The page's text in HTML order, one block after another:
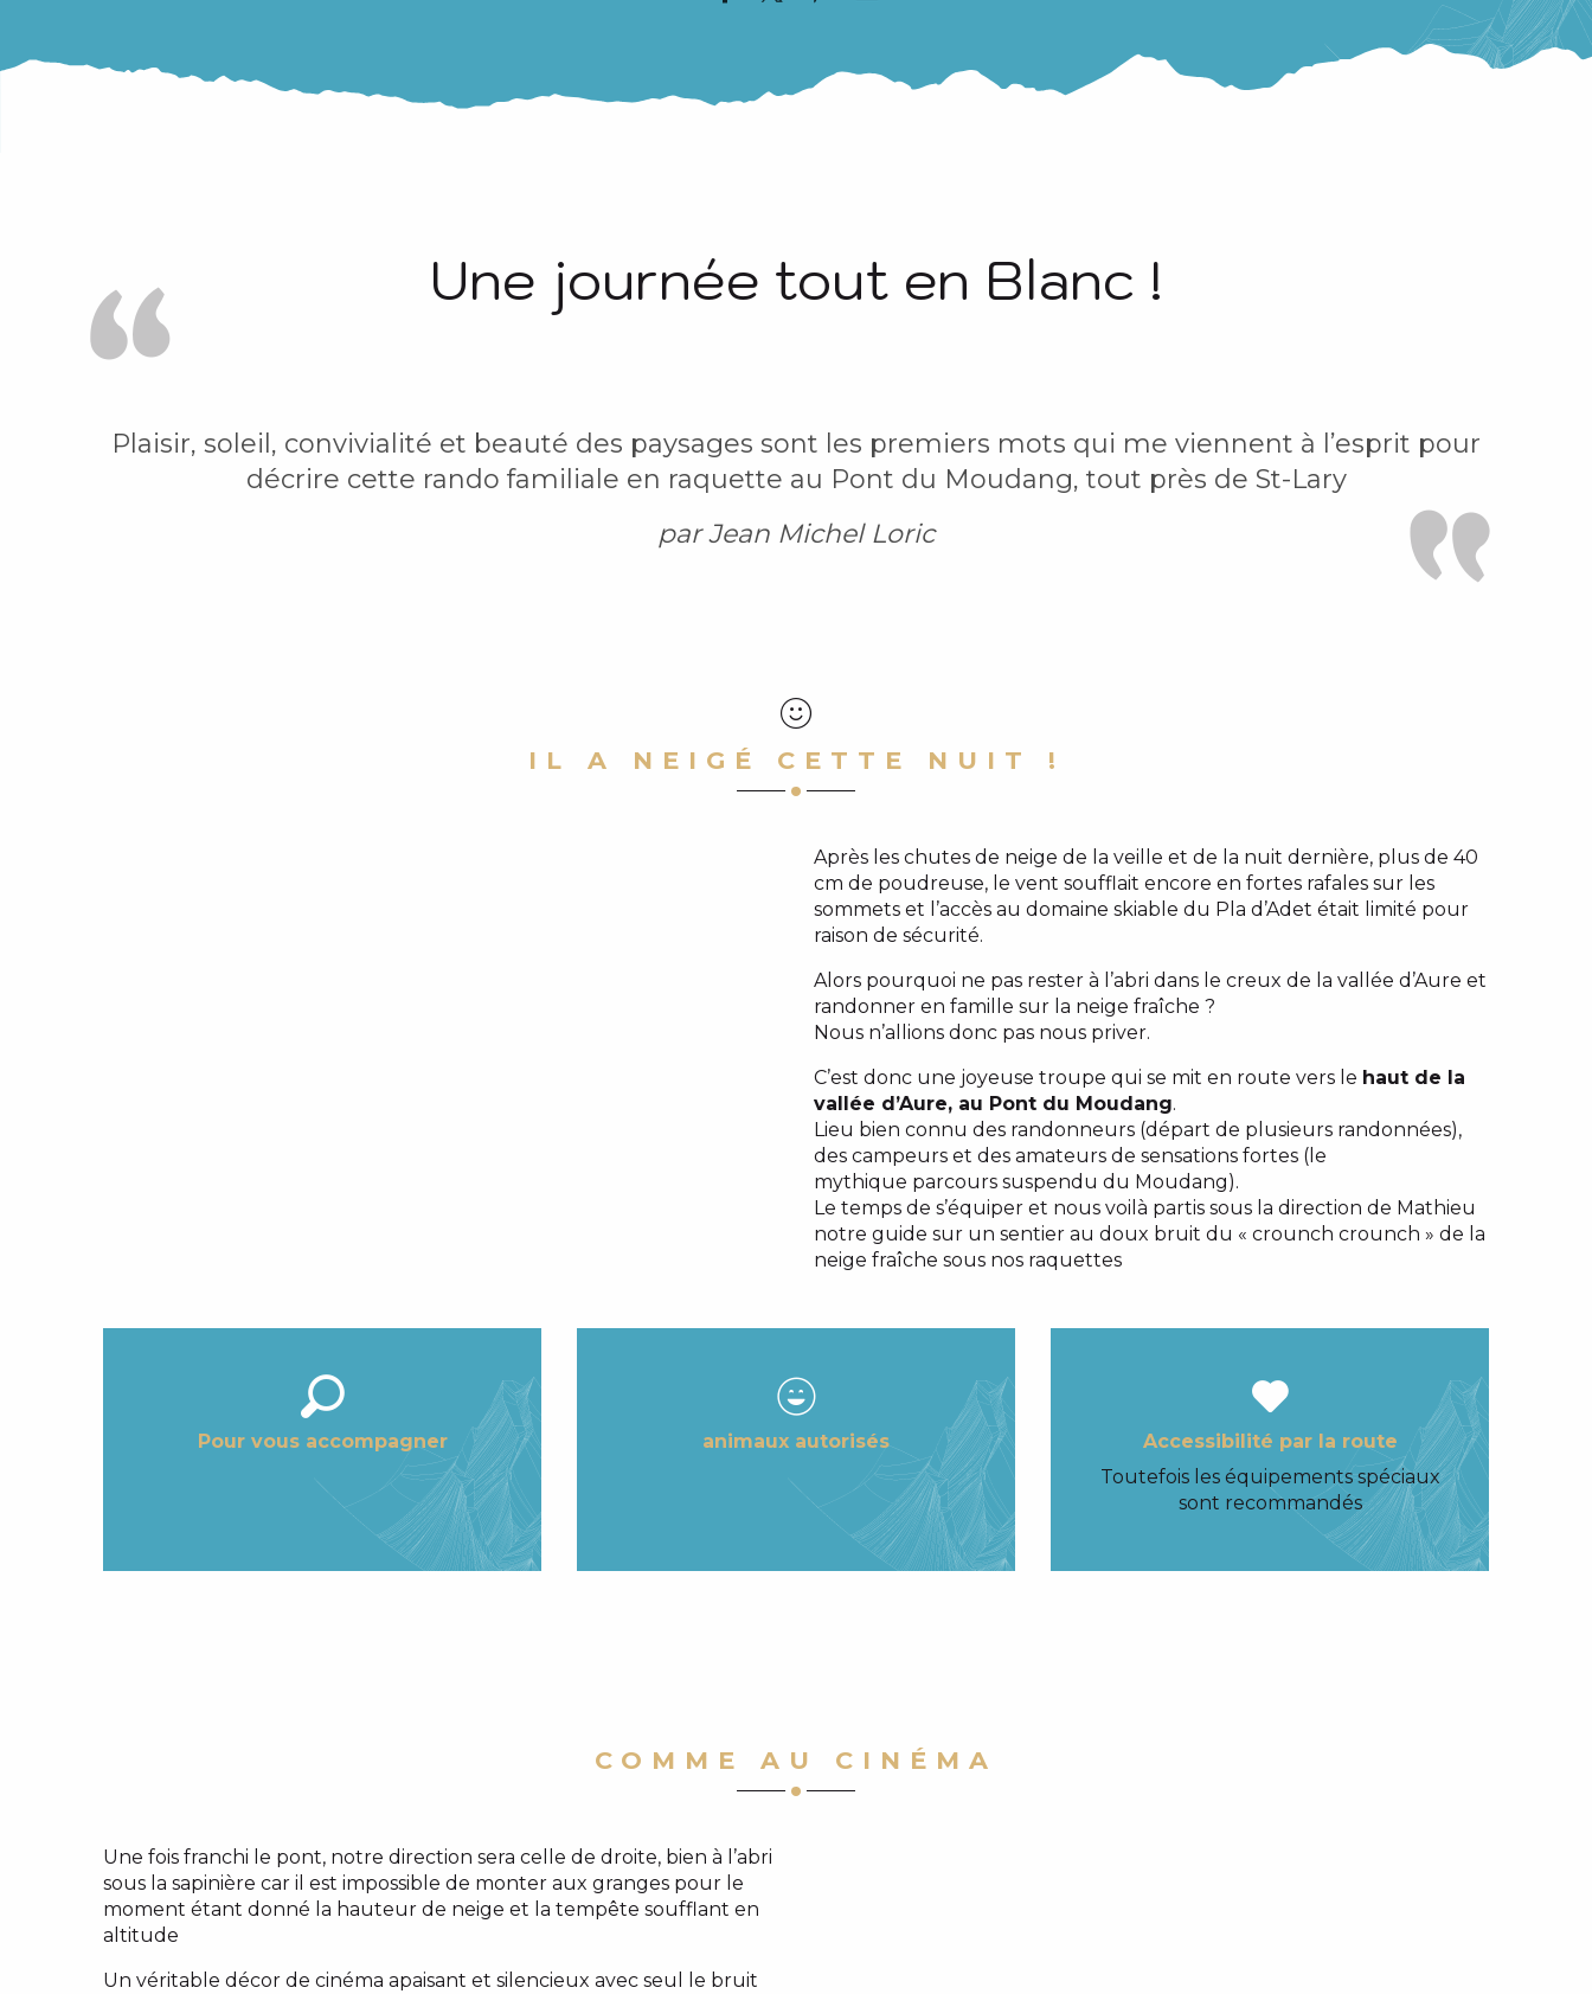
Une journée tout en Blanc !
Plaisir, soleil, convivialité et beauté des paysages sont les premiers mots qui me viennent à l’esprit pour
décrire cette rando familiale en raquette au Pont du Moudang, tout près de St-Lary
par Jean Michel Loric
IL A NEIGÉ CETTE NUIT !
Après les chutes de neige de la veille et de la nuit dernière, plus de 40
cm de poudreuse, le vent soufflait encore en fortes rafales sur les
sommets et l’accès au domaine skiable du Pla d’Adet était limité pour
raison de sécurité.
Alors pourquoi ne pas rester à l’abri dans le creux de la vallée d’Aure et
randonner en famille sur la neige fraîche ?
Nous n’allions donc pas nous priver.
C’est donc une joyeuse troupe qui se mit en route vers le haut de la
vallée d’Aure, au Pont du Moudang.
Lieu bien connu des randonneurs (départ de plusieurs randonnées),
des campeurs et des amateurs de sensations fortes (le
mythique parcours suspendu du Moudang).
Le temps de s’équiper et nous voilà partis sous la direction de Mathieu
notre guide sur un sentier au doux bruit du « crounch crounch » de la
neige fraîche sous nos raquettes
Pour vous accompagner animaux autorisés
Accessibilité par la route
Toutefois les équipements spéciaux
sont recommandés
COMME AU CINÉMA
Une fois franchi le pont, notre direction sera celle de droite, bien à l’abri
sous la sapinière car il est impossible de monter aux granges pour le
moment étant donné la hauteur de neige et la tempête soufflant en
altitude
Un véritable décor de cinéma apaisant et silencieux avec seul le bruit